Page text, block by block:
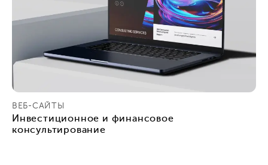
ВЕБ-САЙТЫ
Инвестиционное и финансовое
консультирование